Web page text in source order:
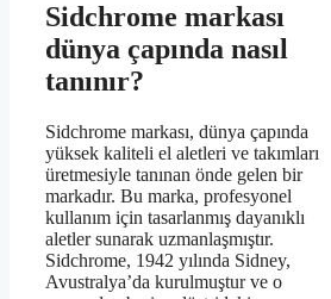
Sidchrome markası
dünya çapında nasıl
tanınır?
Sidchrome markası, dünya çapında
yüksek kaliteli el aletleri ve takımları
üretmesiyle tanınan önde gelen bir
markadır. Bu marka, profesyonel
kullanım için tasarlanmış dayanıklı
aletler sunarak uzmanlaşmıştır.
Sidchrome, 1942 yılında Sidney,
Avustralya’da kurulmuştur ve o